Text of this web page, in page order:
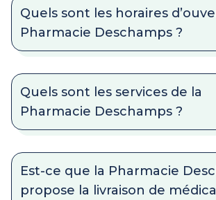
Quels sont les horaires
Pharmacie Deschamps ?
Quels sont les services de la
Pharmacie Deschamps ?
Est-ce que la Pharmacie
propose la livraison de